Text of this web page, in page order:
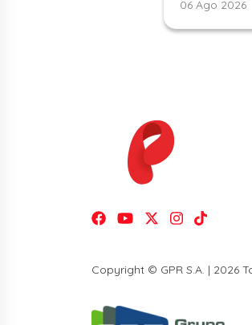
06 Ago 2026
Copyright © GPR S.A. | 2026